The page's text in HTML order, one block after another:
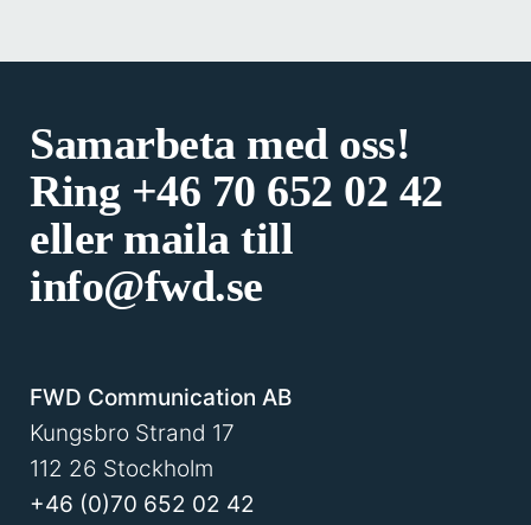
Samarbeta med oss!
Ring +46 70 652 02 42
eller maila till
info@fwd.se
FWD Communication AB
Kungsbro Strand 17
112 26 Stockholm
+46 (0)70 652 02 42